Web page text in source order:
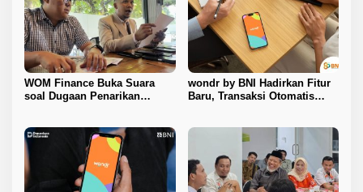
WOM Finance Buka Suara
soal Dugaan Penarikan
Hukum
wondr by BNI Hadirkan Fitur
Baru, Transaksi Otomatis